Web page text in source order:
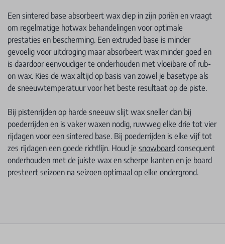
Een sintered base absorbeert wax diep in zijn poriën en vraagt
om regelmatige hotwax behandelingen voor optimale
prestaties en bescherming. Een extruded base is minder
gevoelig voor uitdroging maar absorbeert wax minder goed en
is daardoor eenvoudiger te onderhouden met vloeibare of rub-
on wax. Kies de wax altijd op basis van zowel je basetype als
de sneeuwtemperatuur voor het beste resultaat op de piste.
Bij pistenrijden op harde sneeuw slijt wax sneller dan bij
poederrijden en is vaker waxen nodig, ruwweg elke drie tot vier
rijdagen voor een sintered base. Bij poederrijden is elke vijf tot
zes rijdagen een goede richtlijn. Houd je snowboard consequent
onderhouden met de juiste wax en scherpe kanten en je board
presteert seizoen na seizoen optimaal op elke ondergrond.